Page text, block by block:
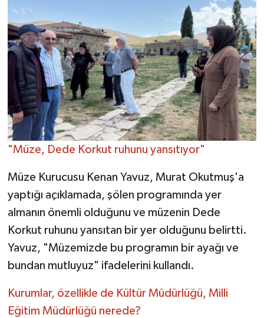
"Müze, Dede Korkut ruhunu yansıtıyor"
Müze Kurucusu Kenan Yavuz, Murat Okutmuş'a
yaptığı açıklamada, şölen programında yer
almanın önemli olduğunu ve müzenin Dede
Korkut ruhunu yansıtan bir yer olduğunu belirtti.
Yavuz, "Müzemizde bu programın bir ayağı ve
bundan mutluyuz" ifadelerini kullandı.
Kurumlar, özellikle de Kültür Müdürlüğü, Milli
Eğitim Müdürlüğü nerede?